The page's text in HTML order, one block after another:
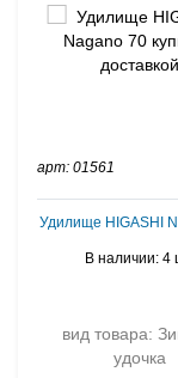
арт: 01561
Удилище HIGASHI
В наличии: 4
вид товара:
удочка